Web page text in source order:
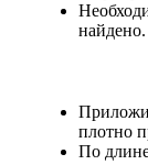
найдено.
плотно
По